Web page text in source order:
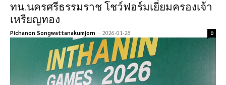
ทน.นครศรีธรรมราช โชว์ฟอร์มเยี่ยมครองเจ้า
เหรียญทอง
Pichanon Songwattanakumjorn - 2026-01-28 0